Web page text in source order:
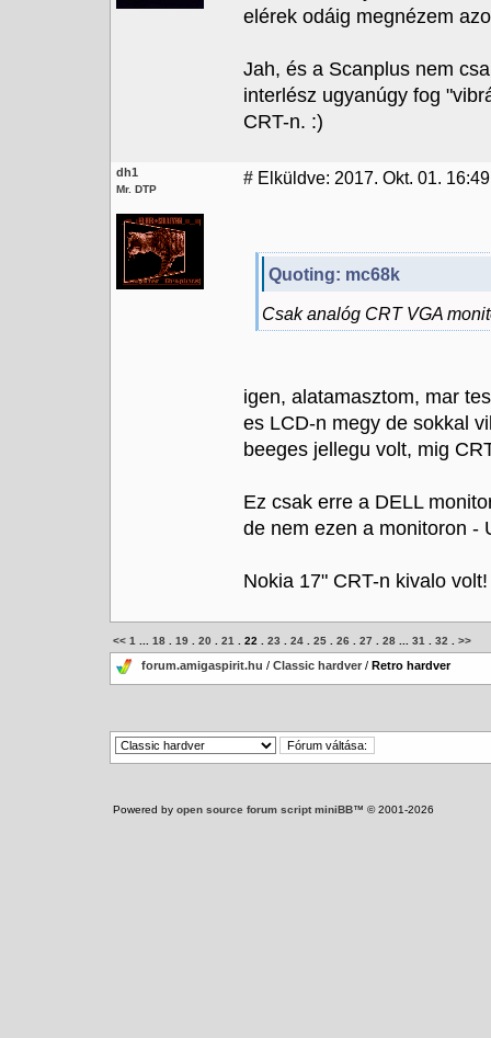
elérek odáig megnézem
Jah, és a Scanplus nem
interlész ugyanúgy fog
CRT-n. :)
dh1
Mr. DTP
# Elküldve: 2017. Okt. 01. 16:49
Quoting: mc68k
Csak analóg CRT VGA
igen, alatamasztom, mar
es LCD-n megy de sokkal
beeges jellegu volt, mig
Ez csak erre a DELL
de nem ezen a monitoron -
Nokia 17" CRT-n kivalo
<< 1 18 19 20 21 22 23 24 25 26 27 28 31 32 >>
forum.amigaspirit.hu / Classic hardver / Retro hardver
Powered by open source forum script miniBB™ © 2001-2026